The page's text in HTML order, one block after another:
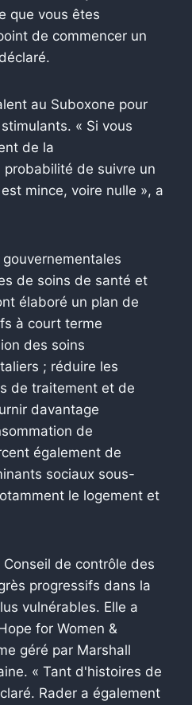
que vous êtes
de commencer un
au Suboxone pour
« Si vous
de la
de suivre un
mince, voire nulle », a
de soins de santé et
élaboré un plan de
à court terme
des soins
; réduire les
de traitement et de
davantage
de
également de
sociaux sous-
le logement et
de contrôle des
progressifs dans la
vulnérables. Elle a
for Women &
géré par Marshall
« Tant d'histoires de
Rader a également